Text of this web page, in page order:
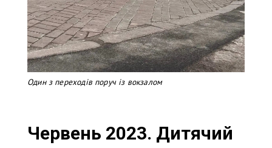
Один з переходів поруч із вокзалом
Червень 2023. Дитячий